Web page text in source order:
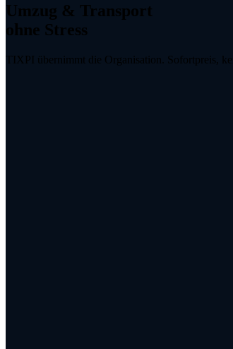
Umzug & Transport
ohne Stress
TIXPI übernimmt die Organisation. Sofortpreis,